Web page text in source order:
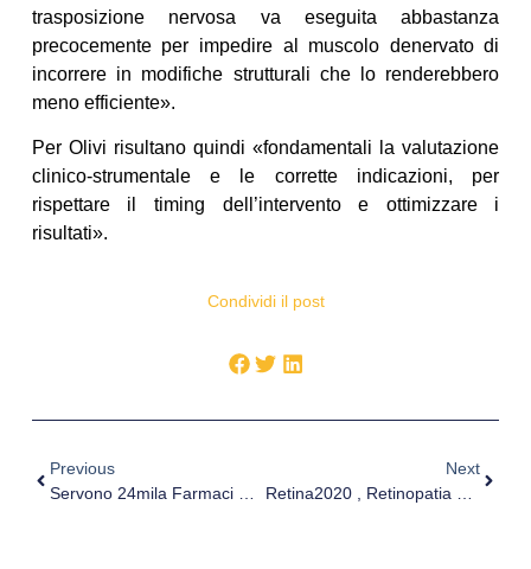
trasposizione nervosa va eseguita abbastanza
precocemente per impedire al muscolo denervato di
incorrere in modifiche strutturali che lo renderebbero
meno efficiente».
Per Olivi risultano quindi «fondamentali la valutazione
clinico-strumentale e le corrette indicazioni, per
rispettare il timing dell’intervento e ottimizzare i
risultati».
Condividi il post
Previous
Next